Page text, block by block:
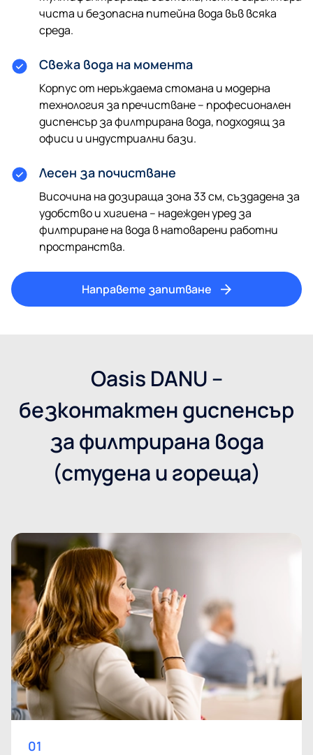
чиста и безопасна питейна вода във всяка
среда.
Свежа вода на момента
Корпус от неръждаема стомана и модерна
технология за пречистване – професионален
диспенсър за филтрирана вода, подходящ за
офиси и индустриални бази.
Лесен за почистване
Височина на дозираща зона 33 см, създадена за
удобство и хигиена – надежден уред за
филтриране на вода в натоварени работни
пространства.
Направете запитване
Oasis DANU –
безконтактен диспенсър
за филтрирана вода
(студена и гореща)
01